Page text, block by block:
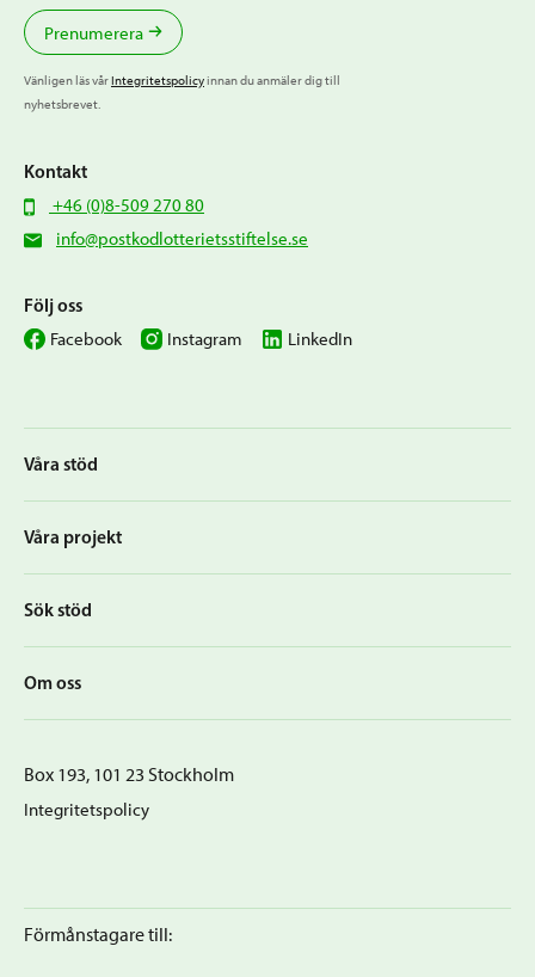
Våra stöd
Våra projekt
Sök stöd
Om oss
Prenumerera
Vänligen läs vårIntegritetspolicyinnan du anmäler dig till
nyhetsbrevet.
Kontakt
+46 (0)8-509 270 80
info@postkodlotterietsstiftelse.se
Följ oss
Facebook Instagram LinkedIn
Förmånstagare till:
Box 193, 101 23 Stockholm
Integritetspolicy